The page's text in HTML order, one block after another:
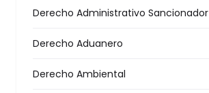
Derecho Administrativo Sancionador
Derecho Aduanero
Derecho Ambiental